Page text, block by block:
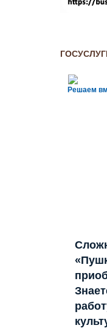
Решаем